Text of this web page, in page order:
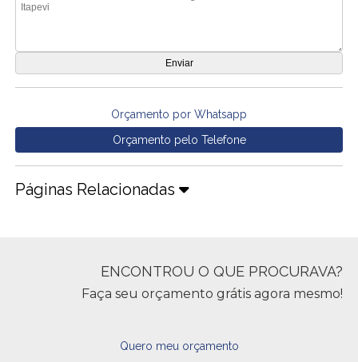
Orçamento por Whatsapp
Orçamento pelo Telefone
Páginas Relacionadas
ENCONTROU O QUE PROCURAVA?
Faça seu orçamento grátis agora mesmo!
Quero meu orçamento